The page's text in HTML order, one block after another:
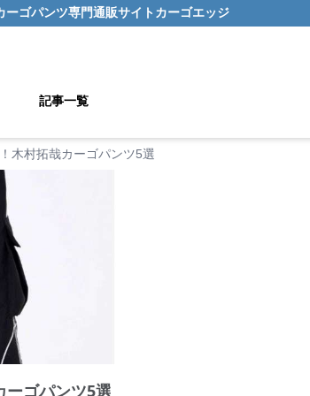
ーゴパンツ専門通販サイト カーゴエッジ
記事一覧
木村拓哉カーゴパンツ5選
ーゴパンツ5選